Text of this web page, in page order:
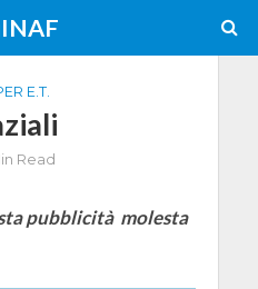
E.T.
Read
pubblicità molesta